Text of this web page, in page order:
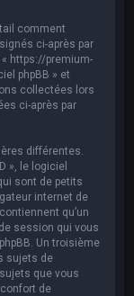
comment
ci-après par
« https://premium-
phpBB » et
collectées lors
ci-après par
différentes.
», le logiciel
sont de petits
internet de
qu’un
session qui vous
Un troisième
sujets de
que vous
de